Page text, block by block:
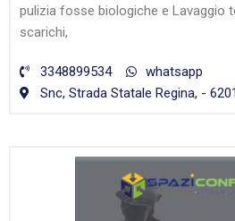
pulizia fosse biologiche e Lavaggio
scarichi,
3348899534
whatsapp
Snc, Strada Statale Regina, -